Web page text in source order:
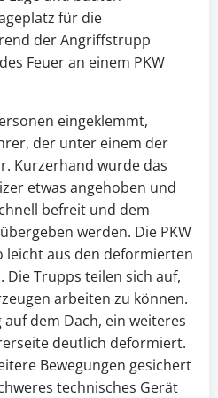
für die
der Angriffstrupp
Feuer an einem PKW
eingeklemmt,
der unter einem der
Kurzerhand wurde das
etwas angehoben und
befreit und dem
werden. Die PKW
leicht aus den deformierten
Die Trupps teilen sich auf,
arbeiten zu können.
auf dem Dach, ein weiteres
deutlich deformiert.
Bewegungen gesichert
technisches Gerät